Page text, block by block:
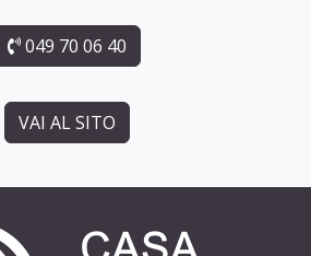
049 70 06 40
VAI AL SITO